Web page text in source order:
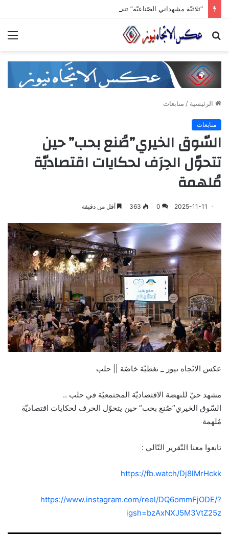
بحث
الرئيسية / متابعات
متابعات
السّوق الخيري”صُنع بحب” حين
تتحوّل الحِرَف لحكايات اقتصاديّة
مُلهمة
2025-11-11
0
363 أقل من دقيقة
عكس الاتّجاه نيوز _ تغطيّة خاصّة || حلب
مشهد حيّ للنهضة الاقتصاديّة المجتمعيّة في حلب ..
السّوق الخيري”صُنع بحب” حين يتحوّل الحرف لحكايات اقتصاديّة
مُلهمة
تابعوا معنا التّقرير التّالي :
https://fb.watch/Dj8lMrHckk
https://www.instagram.com/reel/DQ6ommFjODE/?
igsh=bzAxNXJ5M3VtZ25z